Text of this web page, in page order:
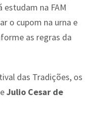
na FAM
o cupom na urna e
as regras da
das Tradições, os
eJulio Cesar de